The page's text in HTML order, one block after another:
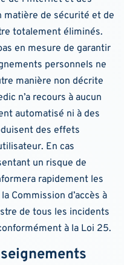
matière de sécurité et de
totalement éliminés.
en mesure de garantir
personnels ne
manière non décrite
n’a recours à aucun
automatisé ni à des
des effets
En cas
un risque de
rapidement les
Commission d’accès à
de tous les incidents
à la Loi 25.